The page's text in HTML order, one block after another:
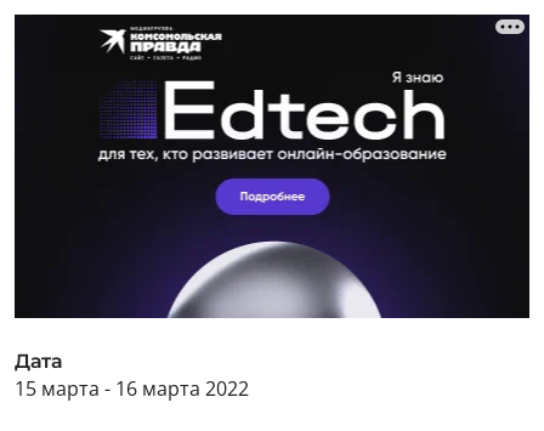
Дата
15 марта - 16 марта 2022